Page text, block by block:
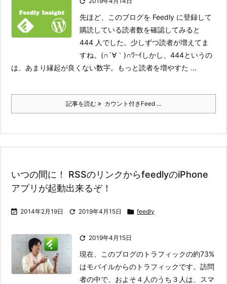
先ほど、このブログを Feedly に登録して
購読している読者数を確認してみると
444 人でした。少しずつ読者が増えてま
すね。(∩´∀｀)∩ﾜｰｲ しかし、444というの
は、あまり縁起が良くない数字。もっと読者を増やすた ...
記事を読む カウント付きFeed ...
いつの間に！ RSSのリンクからfeedlyのiPhone
アプリが起動出来るぞ！
 2014年2月19日  2019年4月15日  feedly
 2019年4月15日
現在、このブログのトラフィックの約73%
はモバイルからのトラフィックです。訪問
者の中で、およそ４人のうち３人は、スマ